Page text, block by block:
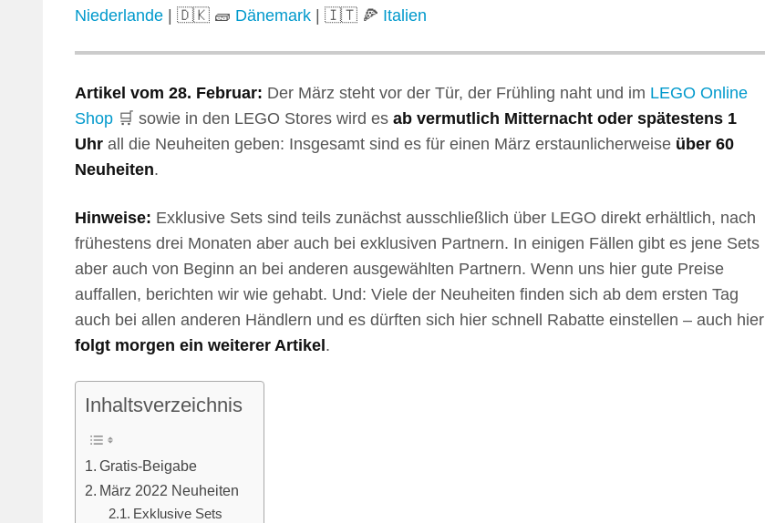
Niederlande | 🇩🇰 🧱 Dänemark | 🇮🇹 🍕 Italien
Artikel vom 28. Februar: Der März steht vor der Tür, der Frühling naht und im LEGO Online
Shop 🛒 sowie in den LEGO Stores wird es ab vermutlich Mitternacht oder spätestens 1
Uhr all die Neuheiten geben: Insgesamt sind es für einen März erstaunlicherweise über 60
Neuheiten.
Hinweise: Exklusive Sets sind teils zunächst ausschließlich über LEGO direkt erhältlich, nach
frühestens drei Monaten aber auch bei exklusiven Partnern. In einigen Fällen gibt es jene Sets
aber auch von Beginn an bei anderen ausgewählten Partnern. Wenn uns hier gute Preise
auffallen, berichten wir wie gehabt. Und: Viele der Neuheiten finden sich ab dem ersten Tag
auch bei allen anderen Händlern und es dürften sich hier schnell Rabatte einstellen – auch hier
folgt morgen ein weiterer Artikel .
Inhaltsverzeichnis
Gratis-Beigabe
März 2022 Neuheiten
Exklusive Sets